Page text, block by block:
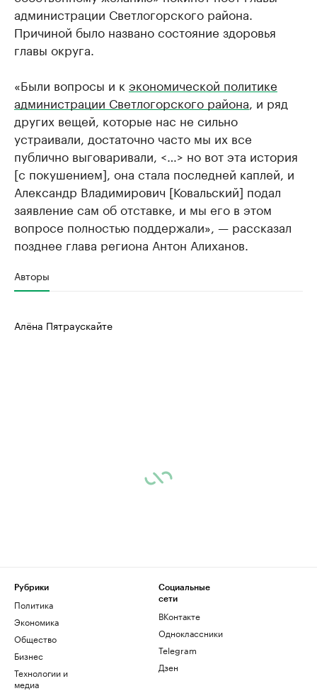
администрации Светлогорского района.
Причиной было названо состояние здоровья
главы округа.
«Были вопросы и к экономической политике
администрации Светлогорского района , и ряд
других вещей, которые нас не сильно
устраивали, достаточно часто мы их все
публично выговаривали, <…> но вот эта история
[с покушением], она стала последней каплей, и
Александр Владимирович [Ковальский] подал
заявление сам об отставке, и мы его в этом
вопросе полностью поддержали», — рассказал
позднее глава региона Антон Алиханов.
Авторы
Алёна Пятраускайте
Рубрики
Политика
Экономика
Общество
Бизнес
Технологии и
медиа
Социальные
сети
ВКонтакте
Одноклассники
Telegram
Дзен